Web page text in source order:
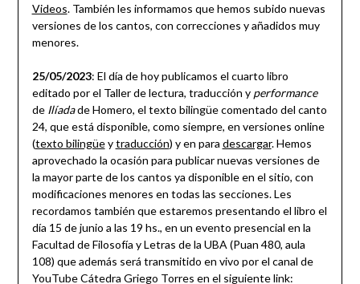
Videos. También les informamos que hemos subido nuevas
versiones de los cantos, con correcciones y añadidos muy
menores.
25/05/2023: El día de hoy publicamos el cuarto libro
editado por el Taller de lectura, traducción y performance
de Ilíadade Homero, el texto bilingüe comentado del canto
24, que está disponible, como siempre, en versiones online
(texto bilingüeytraducción) y en para descargar. Hemos
aprovechado la ocasión para publicar nuevas versiones de
la mayor parte de los cantos ya disponible en el sitio, con
modificaciones menores en todas las secciones. Les
recordamos también que estaremos presentando el libro el
día 15 de junio a las 19 hs., en un evento presencial en la
Facultad de Filosofía y Letras de la UBA (Puan 480, aula
108) que además será transmitido en vivo por el canal de
YouTube Cátedra Griego Torres en el siguiente link: